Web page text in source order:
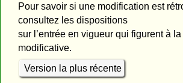
Pour savoir si une modification est
consultez les dispositions
sur l’entrée en vigueur qui figurent à
modificative.
Version la plus récente